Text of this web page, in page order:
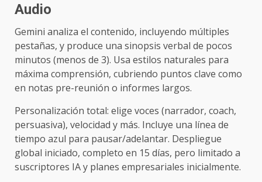
Audio
Gemini analiza el contenido, incluyendo múltiples
pestañas, y produce una sinopsis verbal de pocos
minutos (menos de 3). Usa estilos naturales para
máxima comprensión, cubriendo puntos clave como
en notas pre-reunión o informes largos.
Personalización total: elige voces (narrador, coach,
persuasiva), velocidad y más. Incluye una línea de
tiempo azul para pausar/adelantar. Despliegue
global iniciado, completo en 15 días, pero limitado a
suscriptores IA y planes empresariales inicialmente.